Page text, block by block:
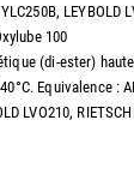
LEYBOLD
100
(di-ester)
Equivalence :
LVO210,